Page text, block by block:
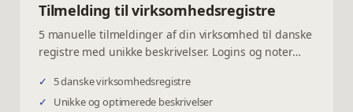
Tilmelding til virksomhedsregistre
5 manuelle tilmeldinger af din virksomhed til danske
registre med unikke beskrivelser. Logins og noter
✓
5 danske virksomhedsregistre
✓
Unikke og optimerede beskrivelser